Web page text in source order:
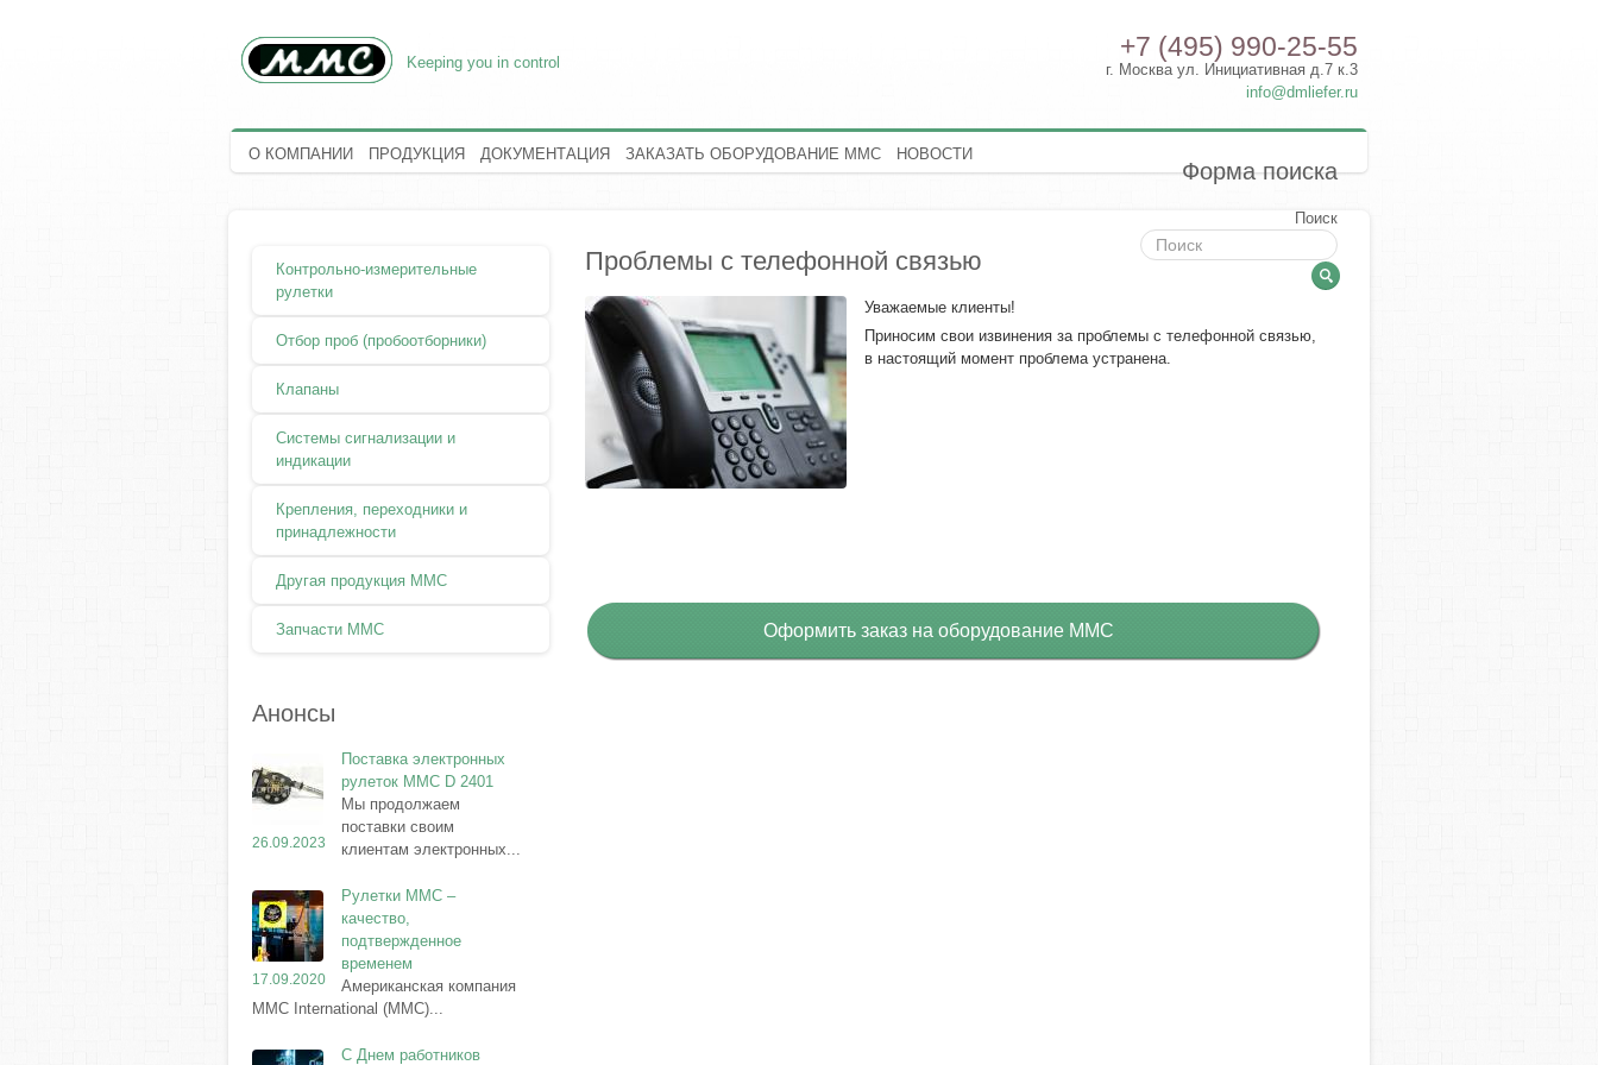
Keeping you in control +7 (495) 990-25-55
г. Москва ул. Инициативная д.7 к.3
info@dmliefer.ru
О КОМПАНИИ ПРОДУКЦИЯ ДОКУМЕНТАЦИЯ ЗАКАЗАТЬ ОБОРУДОВАНИЕ MMC НОВОСТИ
Форма поиска
Поиск
Контрольно-измерительные
рулетки
Отбор проб (пробоотборники)
Клапаны
Системы сигнализации и
индикации
Крепления, переходники и
принадлежности
Другая продукция ММС
Запчасти MMC
Анонсы
26.09.2023
Поставка электронных
рулеток MMC D 2401
Мы продолжаем
поставки своим
клиентам электронных...
17.09.2020
Рулетки MMC –
качество,
подтвержденное
временем
Американская компания
MMC International (MMC)...
С Днем работников
Проблемы с телефонной связью
Уважаемые клиенты!
Приносим свои извинения за проблемы с телефонной связью,
в настоящий момент проблема устранена.
Оформить заказ на оборудование MMC